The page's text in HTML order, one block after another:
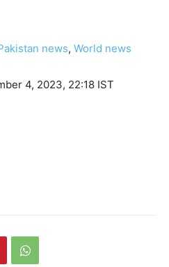
news, World news
4, 2023, 22:18 IST